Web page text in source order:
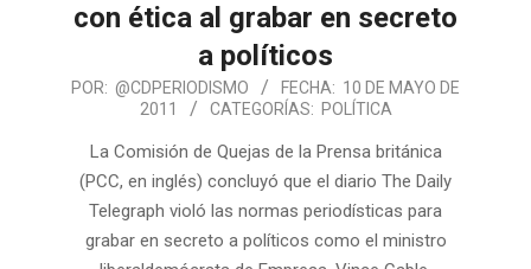
con ética al grabar en secreto
a políticos
POR: @CDPERIODISMO FECHA: 10 DE MAYO DE
2011
CATEGORÍAS: POLÍTICA
La Comisión de Quejas de la Prensa británica
(PCC, en inglés) concluyó que el diario The Daily
Telegraph violó las normas periodísticas para
grabar en secreto a políticos como el ministro